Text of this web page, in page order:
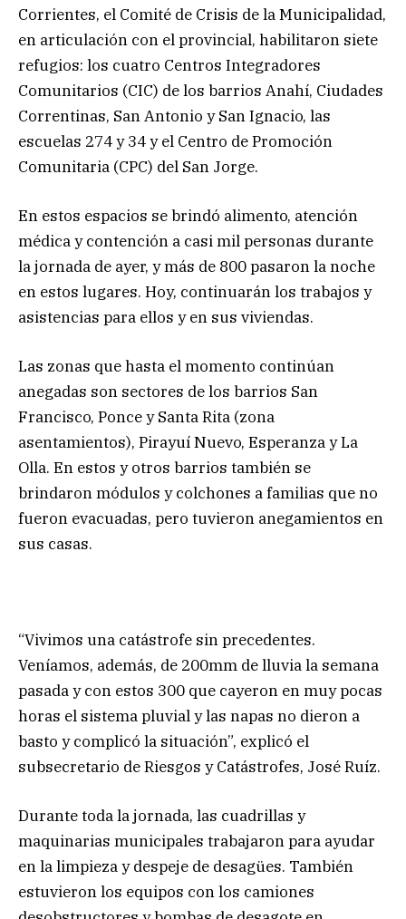
Corrientes, el Comité de Crisis de la Municipalidad,
en articulación con el provincial, habilitaron siete
refugios: los cuatro Centros Integradores
Comunitarios (CIC) de los barrios Anahí, Ciudades
Correntinas, San Antonio y San Ignacio, las
escuelas 274 y 34 y el Centro de Promoción
Comunitaria (CPC) del San Jorge.
En estos espacios se brindó alimento, atención
médica y contención a casi mil personas durante
la jornada de ayer, y más de 800 pasaron la noche
en estos lugares. Hoy, continuarán los trabajos y
asistencias para ellos y en sus viviendas.
Las zonas que hasta el momento continúan
anegadas son sectores de los barrios San
Francisco, Ponce y Santa Rita (zona
asentamientos), Pirayuí Nuevo, Esperanza y La
Olla. En estos y otros barrios también se
brindaron módulos y colchones a familias que no
fueron evacuadas, pero tuvieron anegamientos en
sus casas.
“Vivimos una catástrofe sin precedentes.
Veníamos, además, de 200mm de lluvia la semana
pasada y con estos 300 que cayeron en muy pocas
horas el sistema pluvial y las napas no dieron a
basto y complicó la situación”, explicó el
subsecretario de Riesgos y Catástrofes, José Ruíz.
Durante toda la jornada, las cuadrillas y
maquinarias municipales trabajaron para ayudar
en la limpieza y despeje de desagües. También
estuvieron los equipos con los camiones